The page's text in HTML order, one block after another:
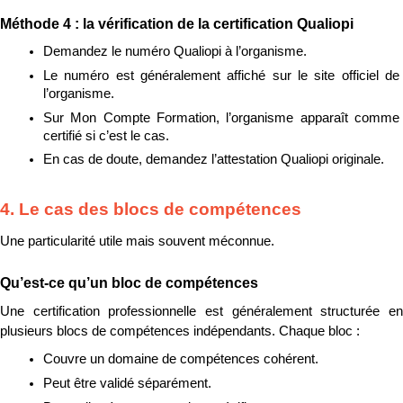
Méthode 4 : la vérification de la certification Qualiopi
Demandez le numéro Qualiopi à l’organisme.
Le numéro est généralement affiché sur le site officiel de
l’organisme.
Sur Mon Compte Formation, l’organisme apparaît comme
certifié si c’est le cas.
En cas de doute, demandez l’attestation Qualiopi originale.
4. Le cas des blocs de compétences
Une particularité utile mais souvent méconnue.
Qu’est-ce qu’un bloc de compétences
Une certification professionnelle est généralement structurée en
plusieurs blocs de compétences indépendants. Chaque bloc :
Couvre un domaine de compétences cohérent.
Peut être validé séparément.